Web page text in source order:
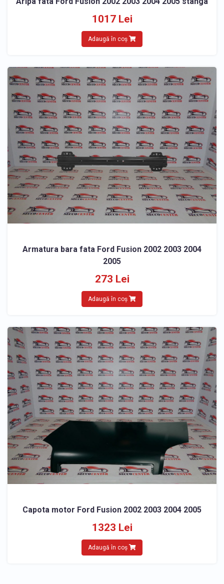
1017 Lei
Adaugă în coș
Armatura bara fata Ford Fusion 2002 2003 2004
2005
273 Lei
Adaugă în coș
Capota motor Ford Fusion 2002 2003 2004 2005
1323 Lei
Adaugă în coș